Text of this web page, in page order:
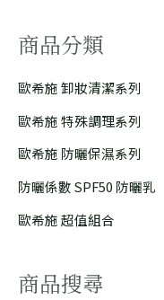
商品分類
歐希施 卸妝清潔系列
歐希施 特殊調理系列
歐希施 防曬保濕系列
防曬係數 SPF50 防曬乳
歐希施 超值組合
商品搜尋